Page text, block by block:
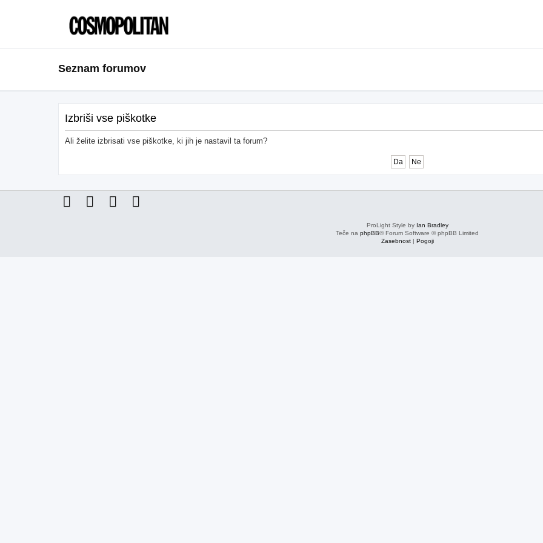
Seznam forumov
Izbriši vse piškotke
Ali želite izbrisati vse piškotke, ki jih je nastavil ta forum?
ProLight Style by Ian Bradley
Teče na phpBB® Forum Software © phpBB Limited
Zasebnost| Pogoji